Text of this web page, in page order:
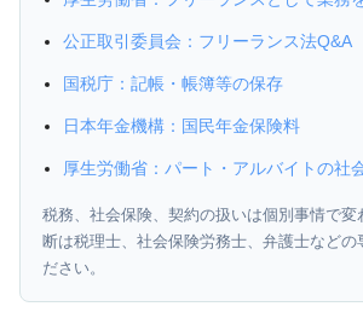
公正取引委員会：フリーランス法Q&A
国税庁：記帳・帳簿等の保存
日本年金機構：国民年金保険料
厚生労働省：パート・アルバイトの社
税務、社会保険、契約の扱いは個別事情で変
断は税理士、社会保険労務士、弁護士などの
ださい。